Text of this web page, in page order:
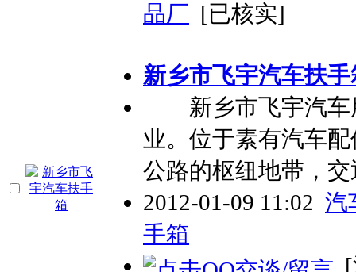
品厂 [已核实]
新乡市飞宇汽车扶手
新乡市飞宇汽车
业。位于素有汽车
公路的枢纽地带，
2012-01-09 11:02 汽
手箱